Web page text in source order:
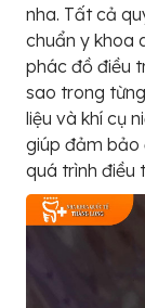
nha. Tất cả
chuẩn y khoa
phác đồ điều
sao trong
liệu và khí cụ
giúp đảm bảo
quá trình điều